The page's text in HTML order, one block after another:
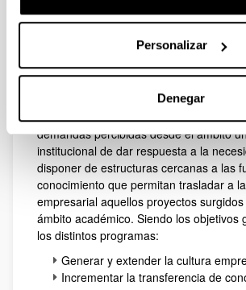
Personalizar
Denegar
(Abre una nueva ventana)
Campus de Bizkaia: Programa
(Abre una nueva ventana)
Campus de Gipuzkoa: Programa
Estas iniciativas surgen como respuesta
demandas percibidas desde el ámbito
institucional de dar respuesta a la
disponer de estructuras cercanas a las
conocimiento que permitan trasladar a
empresarial aquellos proyectos
ámbito académico. Siendo los objetivos
los distintos programas:
Generar y extender la cultura
Incrementar la transferencia de